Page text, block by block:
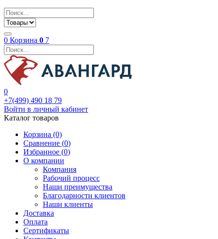
0 Корзина 0 7
0
+7(499) 490 18 79
Войти в личный кабинет
Каталог товаров
Корзина (0)
Сравнение (0)
Избранное (0)
О компании
Компания
Рабочий процесс
Наши преимущества
Благодарности клиентов
Наши клиенты
Доставка
Оплата
Сертификаты